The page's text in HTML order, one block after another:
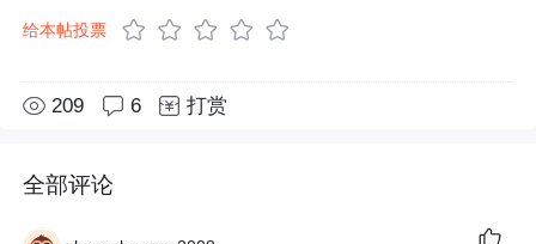
给本帖投票
209 6 打赏
全部评论